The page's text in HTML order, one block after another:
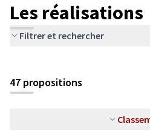
Les réalisations
Filtrer et rechercher
47 propositions